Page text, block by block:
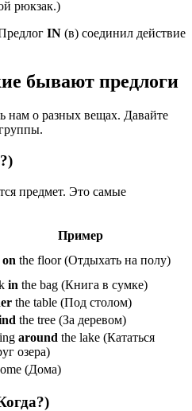
рюкзак.)
IN (в) соединил действие
бывают предлоги
нам о разных вещах. Давайте
предмет. Это самые
Пример
on the floor (Отдыхать на полу)
in the bag (Книга в сумке)
the table (Под столом)
the tree (За деревом)
around the lake (Кататься
озера)
(Дома)